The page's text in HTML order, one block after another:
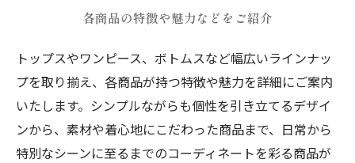
各商品の特徴や魅力などをご紹介
トップスやワンピース、ボトムスなど幅広いラインナッ
プを取り揃え、各商品が持つ特徴や魅力を詳細にご案内
いたします。シンプルながらも個性を引き立てるデザイ
ンから、素材や着心地にこだわった商品まで、日常から
特別なシーンに至るまでのコーディネートを彩る商品が